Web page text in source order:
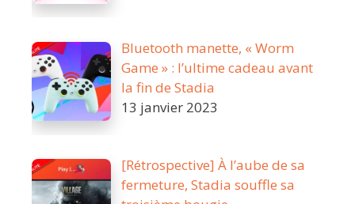
Bluetooth manette, « Worm
Game » : l’ultime cadeau avant
la fin de Stadia
13 janvier 2023
[Rétrospective] À l’aube de sa
fermeture, Stadia souffle sa